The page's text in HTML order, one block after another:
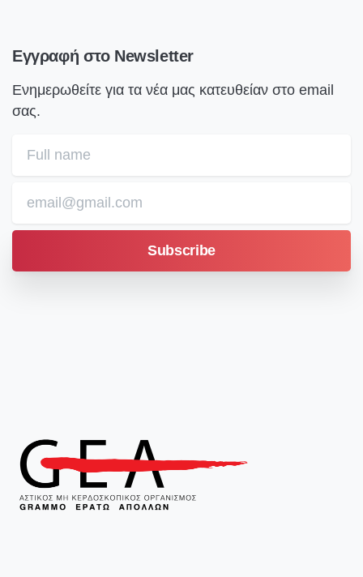
Εγγραφή στο Newsletter
Ενημερωθείτε για τα νέα μας κατευθείαν στο email
σας.